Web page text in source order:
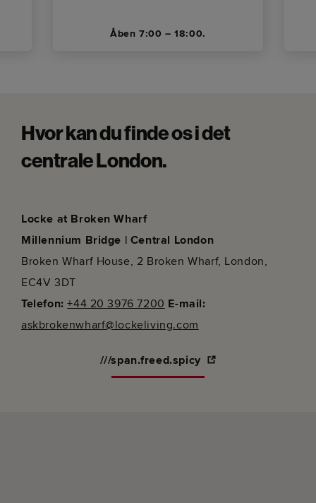
Åben 7:00 – 18:00.
Hvor kan du finde os i det
centrale London.
Locke at Broken Wharf
Millennium Bridge | Central London
Broken Wharf House, 2 Broken Wharf, London,
EC4V 3DT
Telefon: +44 20 3976 7200 E-mail:
askbrokenwharf@lockeliving.com
///span.freed.spicy